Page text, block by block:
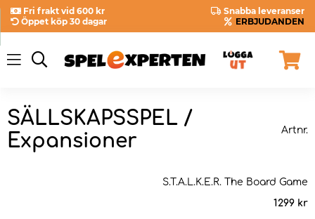
Fri frakt vid 600 kr
Snabba leveranser
Öppet köp 30 dagar
ERBJUDANDEN
SÄLLSKAPSSPEL /
Expansioner
Artnr.
S.T.A.L.K.E.R. The Board Game
1299 kr